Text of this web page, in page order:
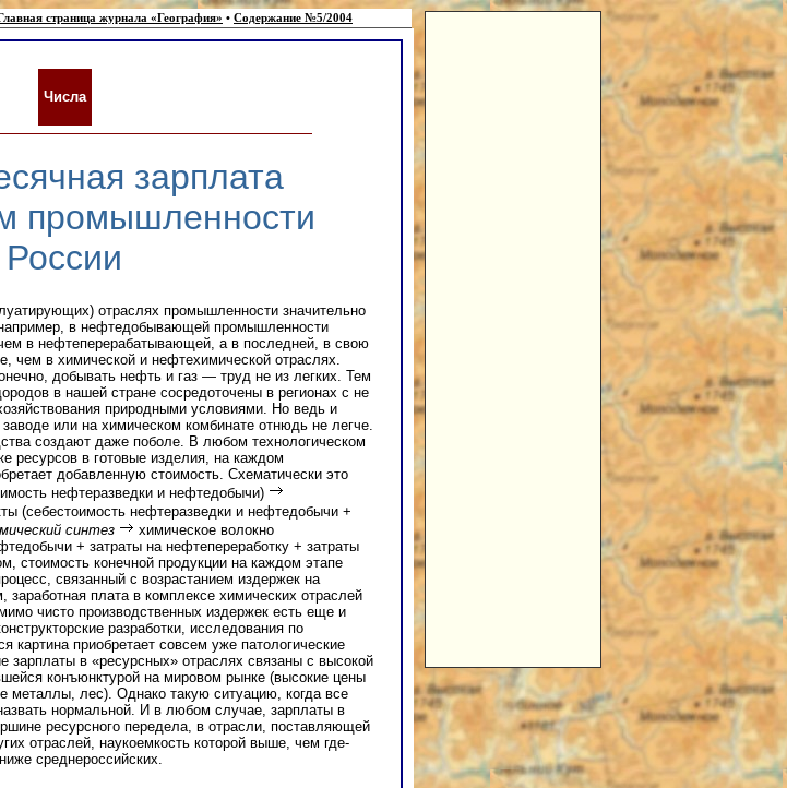
страница журнала «География» • Содержание №5/2004
Числа
зарплата
промышленности
России
отраслях промышленности значительно
в нефтедобывающей промышленности
в нефтеперерабатывающей, а в последней, в свою
чем в химической и нефтехимической отраслях.
добывать нефть и газ — труд не из легких. Тем
в нашей стране сосредоточены в регионах с не
природными условиями. Но ведь и
или на химическом комбинате отнюдь не легче.
создают даже поболе. В любом технологическом
ресурсов в готовые изделия, на каждом
добавленную стоимость. Схематически это
нефтеразведки и нефтедобычи)
(себестоимость нефтеразведки и нефтедобычи +
синтез
химическое волокно
+ затраты на нефтепереработку + затраты
стоимость конечной продукции на каждом этапе
связанный с возрастанием издержек на
плата в комплексе химических отраслей
чисто производственных издержек есть еще и
разработки, исследования по
картина приобретает совсем уже патологические
зарплаты в «ресурсных» отраслях связаны с высокой
конъюнктурой на мировом рынке (высокие цены
металлы, лес). Однако такую ситуацию, когда все
нормальной. И в любом случае, зарплаты в
ресурсного передела, в отрасли, поставляющей
отраслей, наукоемкость которой выше, чем где-
среднероссийских.